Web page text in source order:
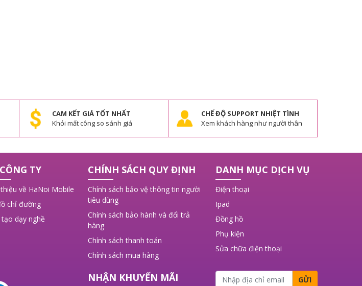
CAM KẾT GIÁ TỐT NHẤT
Khỏi mất công so sánh giá
CHẾ ĐỘ SUPPORT NHIỆT TÌNH
Xem khách hàng như người thân
TY
về HaNoi Mobile
chỉ đường
dạy nghề
CHÍNH SÁCH QUY ĐỊNH
Chính sách bảo vệ thông tin người
tiêu dùng
Chính sách bảo hành và đổi trả
hàng
Chính sách thanh toán
Chính sách mua hàng
DANH MỤC DỊCH VỤ
Điện thoại
Ipad
Đồng hồ
Phụ kiện
Sửa chữa điện thoại
NHẬN KHUYẾN MÃI GỬI